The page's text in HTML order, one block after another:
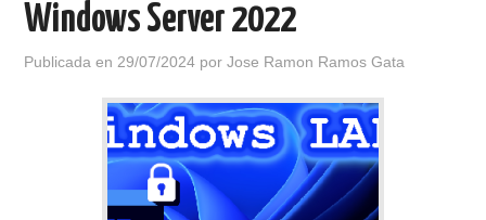
Windows Server 2022
Publicada en 29/07/2024 porJose Ramon Ramos Gata